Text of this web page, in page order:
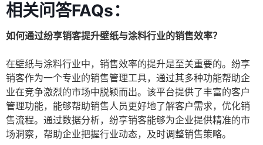
相关问答FAQs：
如何通过纷享销客提升壁纸与涂料行业的销售效率？
在壁纸与涂料行业中，销售效率的提升是至关重要的。纷享
销客作为一个专业的销售管理工具，通过其多种功能帮助企
业在竞争激烈的市场中脱颖而出。该平台提供了丰富的客户
管理功能，能够帮助销售人员更好地了解客户需求，优化销
售流程。通过数据分析，纷享销客能够为企业提供精准的市
场洞察，帮助企业把握行业动态，及时调整销售策略。